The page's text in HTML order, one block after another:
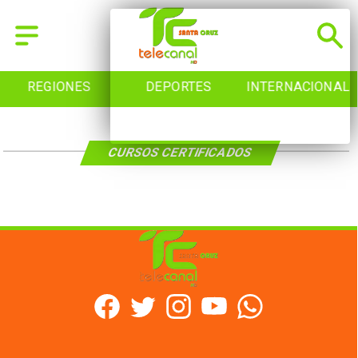
REGIONES DEPORTES INTERNACIONAL
CURSOS CERTIFICADOS